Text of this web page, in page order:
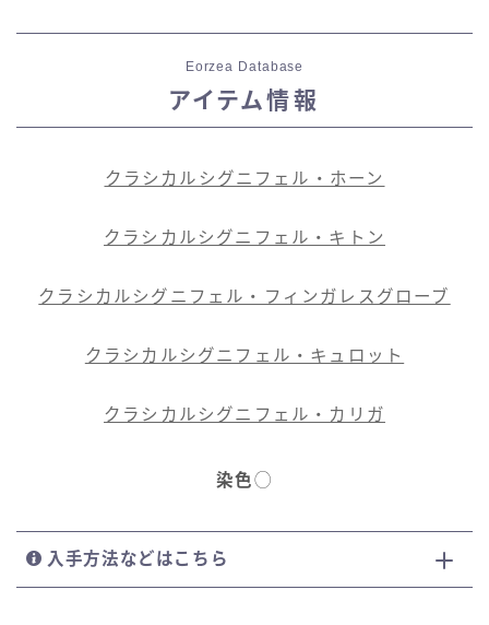
Eorzea Database
アイテム情報
クラシカルシグニフェル・ホーン
クラシカルシグニフェル・キトン
クラシカルシグニフェル・フィンガレスグローブ
クラシカルシグニフェル・キュロット
クラシカルシグニフェル・カリガ
染色◯
入手方法などはこちら